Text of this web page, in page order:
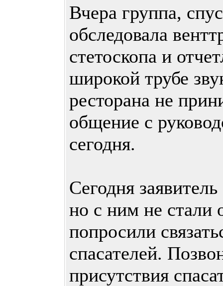
Вчера группа,
обследовала
стетоскопа и
широкой трубе
ресторана не
общение с
сегодня.
Сегодня
но с ним не стали
попросили
спасателей.
присутствия